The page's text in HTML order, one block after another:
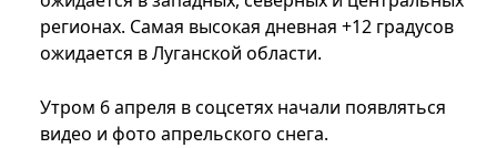
регионах. Самая высокая дневная +12 градусов
ожидается в Луганской области.
Утром 6 апреля в соцсетях начали появляться
видео и фото апрельского снега.